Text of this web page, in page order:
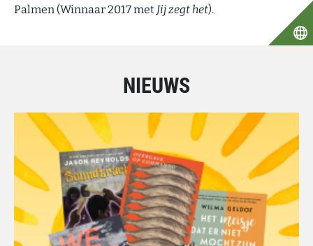
Palmen (Winnaar 2017 met Jij zegt het).
NIEUWS